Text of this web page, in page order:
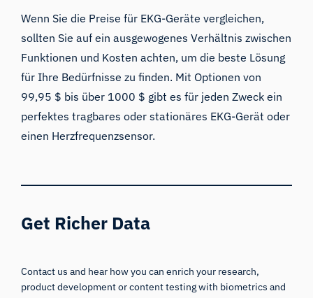
Wenn Sie die Preise für EKG-Geräte vergleichen,
sollten Sie auf ein ausgewogenes Verhältnis zwischen
Funktionen und Kosten achten, um die beste Lösung
für Ihre Bedürfnisse zu finden. Mit Optionen von
99,95 $ bis über 1000 $ gibt es für jeden Zweck ein
perfektes tragbares oder stationäres EKG-Gerät oder
einen Herzfrequenzsensor.
Get Richer Data
Contact us and hear how you can enrich your research,
product development or content testing with biometrics and